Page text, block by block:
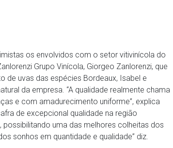
os envolvidos com o setor vitivinícola do
Grupo Vinícola, Giorgeo Zanlorenzi, que
de uvas das espécies Bordeaux, Isabel e
da empresa. “A qualidade realmente chama
e com amadurecimento uniforme”, explica
de excepcional qualidade na região
uma das melhores colheitas dos
sonhos em quantidade e qualidade” diz.